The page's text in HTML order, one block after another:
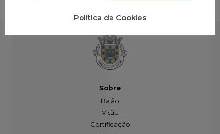
Sobre
Baião
Visão
Certificação
Política de Cookies